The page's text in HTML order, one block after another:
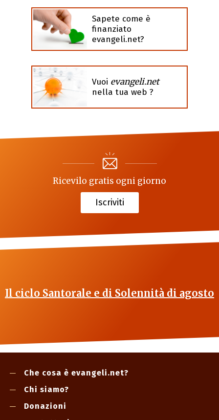
Sapete come è
finanziato
evangeli.net?
Vuoi evangeli.net
nella tua web ?
Ricevilo gratis ogni giorno
Iscriviti
Il ciclo Santorale e di Solennità di agosto
Che cosa è evangeli.net?
Chi siamo?
Donazioni